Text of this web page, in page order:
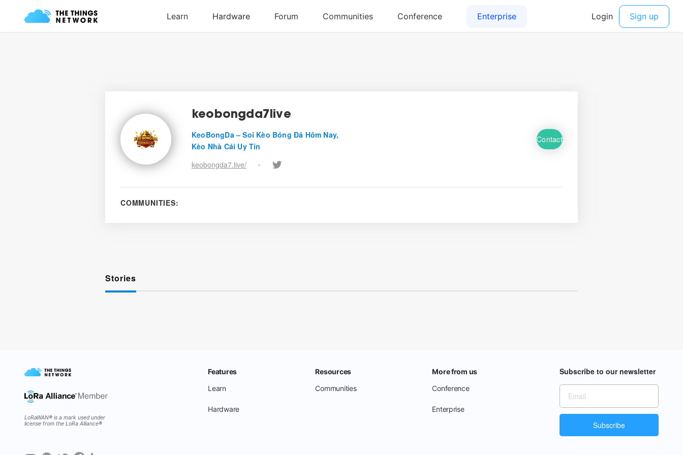
keobongda7live
KeoBongDa – Soi Kèo Bóng Đá Hôm Nay,
Kèo Nhà Cái Uy Tín
keobongda7.live/
•
Contact
COMMUNITIES:
Stories